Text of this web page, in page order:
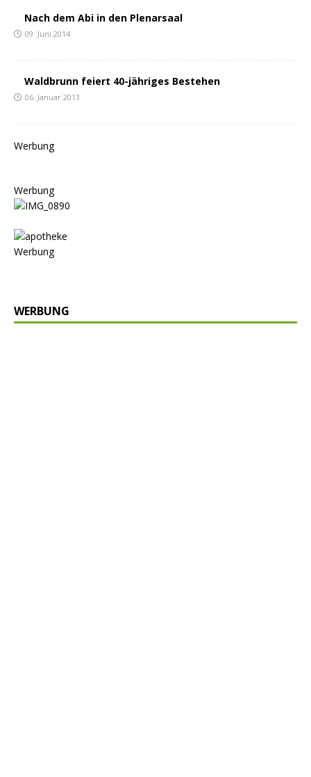
Nach dem Abi in den Plenarsaal
09. Juni 2014
Waldbrunn feiert 40-jähriges Bestehen
06. Januar 2013
Werbung
Werbung
Werbung
WERBUNG